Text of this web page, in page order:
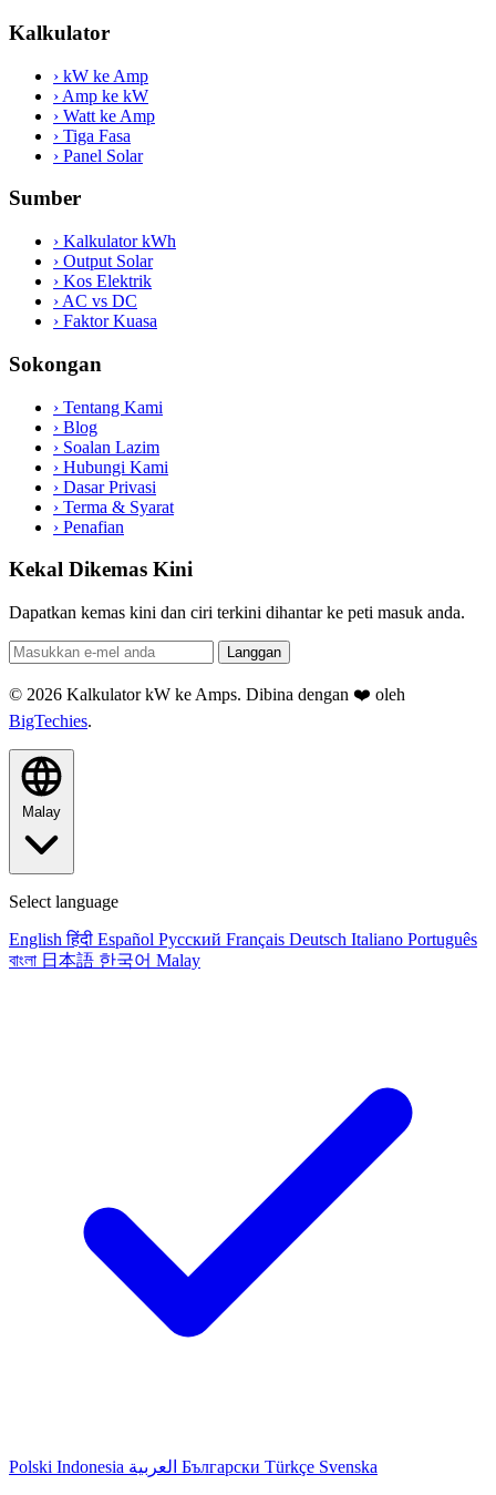
Kalkulator
› kW ke Amp
› Amp ke kW
› Watt ke Amp
› Tiga Fasa
› Panel Solar
Sumber
› Kalkulator kWh
› Output Solar
› Kos Elektrik
› AC vs DC
› Faktor Kuasa
Sokongan
› Tentang Kami
› Blog
› Soalan Lazim
› Hubungi Kami
› Dasar Privasi
› Terma & Syarat
› Penafian
Kekal Dikemas Kini
Dapatkan kemas kini dan ciri terkini dihantar ke peti masuk anda.
Langgan
© 2026 Kalkulator kW ke Amps. Dibina dengan ❤️ oleh
BigTechies.
Malay
Select language
English हिंदी Español Русский Français Deutsch Italiano Português
বাংলা 日本語 한국어 Malay
Polski Indonesia العربية Български Türkçe Svenska